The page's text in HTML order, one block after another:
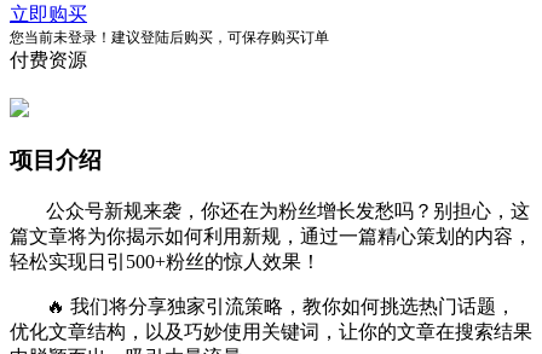
立即购买
您当前未登录！建议登陆后购买，可保存购买订单
付费资源
项目介绍
公众号新规来袭，你还在为粉丝增长发愁吗？别担心，这
篇文章将为你揭示如何利用新规，通过一篇精心策划的内容，
轻松实现日引500+粉丝的惊人效果！
🔥 我们将分享独家引流策略，教你如何挑选热门话题，
优化文章结构，以及巧妙使用关键词，让你的文章在搜索结果